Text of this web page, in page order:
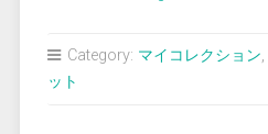
パ
Category: マイコレクション,
ット